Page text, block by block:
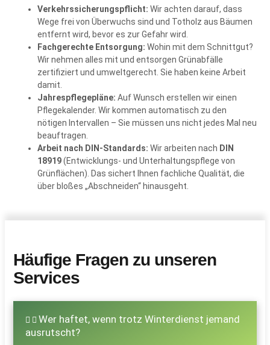
Verkehrssicherungspflicht: Wir achten darauf, dass
Wege frei von Überwuchs sind und Totholz aus Bäumen
entfernt wird, bevor es zur Gefahr wird.
Fachgerechte Entsorgung: Wohin mit dem Schnittgut?
Wir nehmen alles mit und entsorgen Grünabfälle
zertifiziert und umweltgerecht. Sie haben keine Arbeit
damit.
Jahrespflegepläne: Auf Wunsch erstellen wir einen
Pflegekalender. Wir kommen automatisch zu den
nötigen Intervallen – Sie müssen uns nicht jedes Mal neu
beauftragen.
Arbeit nach DIN-Standards: Wir arbeiten nach DIN
18919(Entwicklungs- und Unterhaltungspflege von
Grünflächen). Das sichert Ihnen fachliche Qualität, die
über bloßes „Abschneiden“ hinausgeht.
Häufige Fragen zu unseren
Services
Wer haftet, wenn trotz Winterdienst jemand
ausrutscht?